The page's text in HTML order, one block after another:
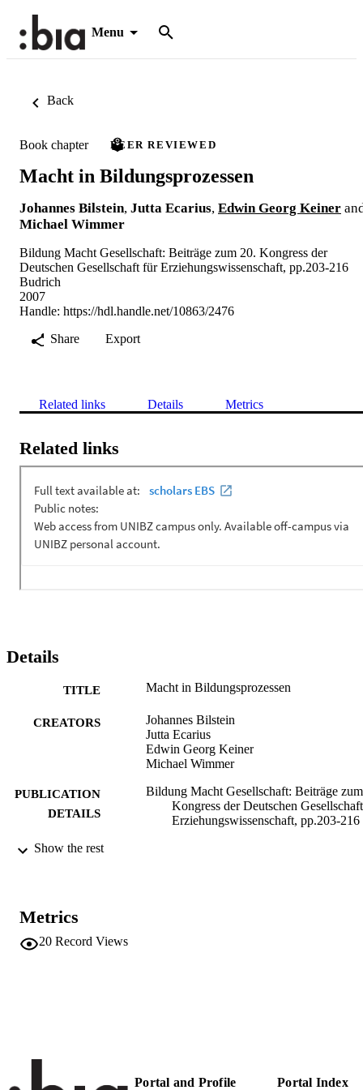
Menu
Back
Book chapter PEER REVIEWED
Macht in Bildungsprozessen
Johannes Bilstein, Jutta Ecarius, Edwin Georg Keiner
Michael Wimmer
Bildung Macht Gesellschaft: Beiträge zum 20. Kongress der
Deutschen Gesellschaft für Erziehungswissenschaft, pp.203-216
Budrich
2007
Handle: https://hdl.handle.net/10863/2476
Share
Export
Related links Details Metrics
Related links
Details
TITLE Macht in Bildungsprozessen
CREATORS
Johannes Bilstein
Jutta Ecarius
Edwin Georg Keiner
Michael Wimmer
PUBLICATION
DETAILS
Bildung Macht Gesellschaft: Beiträge
Kongress der Deutschen
Erziehungswissenschaft, pp.203-216
EDITOR(S)
PUBLISHER
Show the rest
Metrics
20 Record Views
Portal and Profile
Portal Index